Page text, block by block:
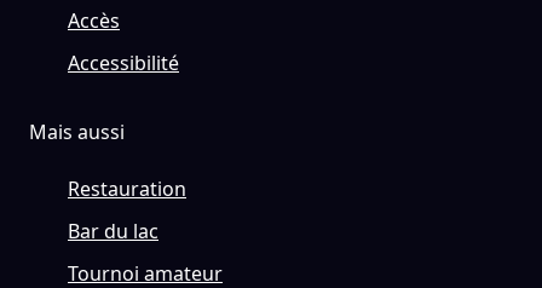
Accès
Accessibilité
Mais aussi
Restauration
Bar du lac
Tournoi amateur